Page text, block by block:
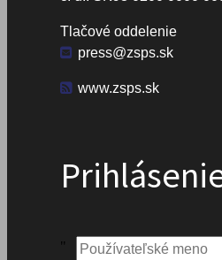
Tlačové oddelenie
press@zsps.sk
www.zsps.sk
Používateľské